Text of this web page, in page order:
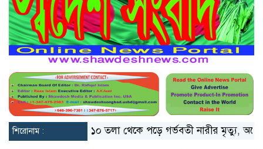
শিরোনাম :
মিয়ানমার ১০ তলা থেকে পড়ে গর্ভবতী নারীর মৃত্যু,